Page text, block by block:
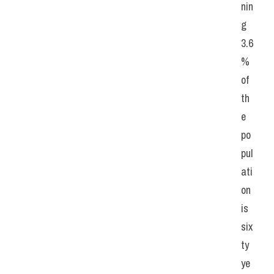
nin
g
3.6
%
of
th
e
po
pul
ati
on
is
six
ty
ye